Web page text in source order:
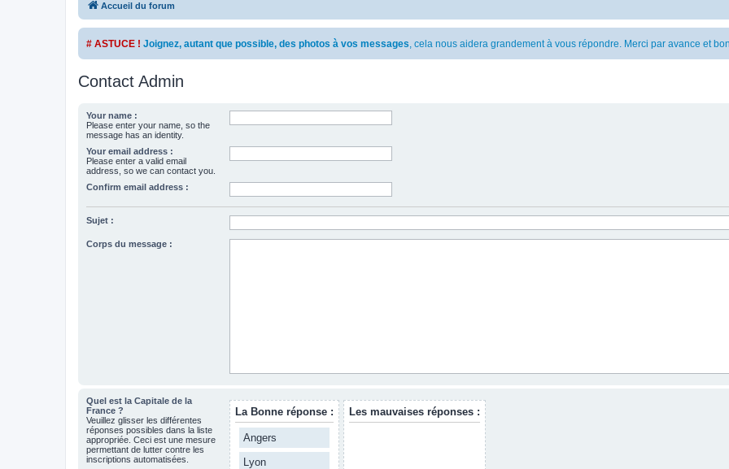
Accueil du forum
# ASTUCE ! Joignez, autant que possible, des photos à vos messages, cela nous aidera grandement à vous répondre. Merci par avance et
Contact Admin
Your name :
Please enter your name, so the
message has an identity.
Your email address :
Please enter a valid email
address, so we can contact you.
Confirm email address :
Sujet :
Corps du message :
Quel est la Capitale de la
France ?
Veuillez glisser les différentes
réponses possibles dans la liste
appropriée. Ceci est une mesure
permettant de lutter contre les
inscriptions automatisées.
La Bonne réponse :
Angers
Lyon
Les mauvaises réponses :